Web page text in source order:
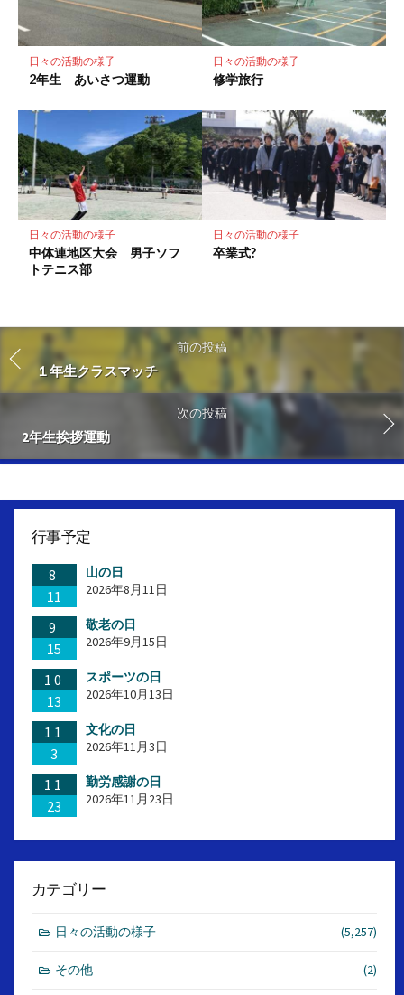
日々の活動の様子
2年生 あいさつ運動
日々の活動の様子
修学旅行
日々の活動の様子
中体連地区大会 男子ソフ
トテニス部
日々の活動の様子
卒業式?
前の投稿
１年生クラスマッチ
次の投稿
2年生挨拶運動
行事予定
8
11
山の日
2026年8月11日
9
15
敬老の日
2026年9月15日
10
13
スポーツの日
2026年10月13日
11
3
文化の日
2026年11月3日
11
23
勤労感謝の日
2026年11月23日
カテゴリー
日々の活動の様子 (5,257)
その他 (2)